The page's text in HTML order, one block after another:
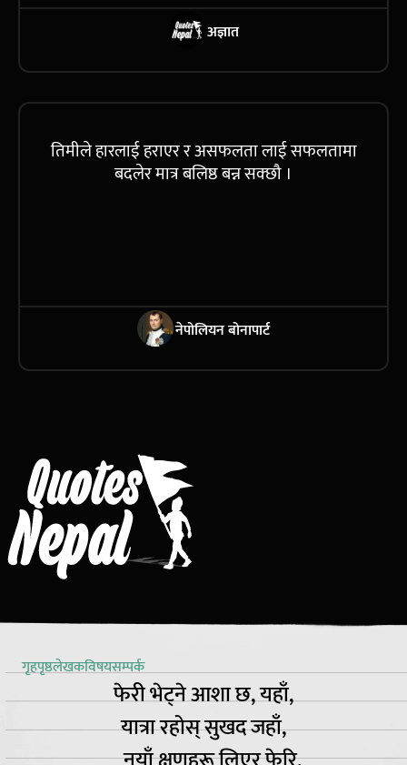
अज्ञात
तिमीले हारलाई हराएर र असफलता लाई सफलतामा
बदलेर मात्र बलिष्ठ बन्न सक्छौ ।
नेपोलियन बोनापार्ट
गृहपृष्ठलेखकविषयसम्पर्क
फेरी भेट्ने आशा छ, यहाँ,
यात्रा रहोस् सुखद जहाँ,